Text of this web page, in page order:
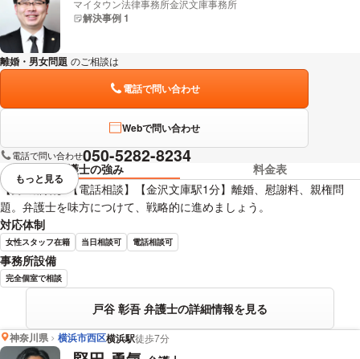
マイタウン法律事務所金沢文庫事務所
解決事例 1
離婚・男女問題 のご相談は
電話で問い合わせ
Webで問い合わせ
電話で問い合わせ050-5282-8234
弁護士の強み
料金表
【男の離婚】【電話相談】【金沢文庫駅1分】離婚、慰謝料、親権問
題。弁護士を味方につけて、戦略的に進めましょう。
対応体制
女性スタッフ在籍 当日相談可 電話相談可
事務所設備
完全個室で相談
戸谷 彰吾 弁護士の詳細情報を見る
視覚的に省略されている要素を
もっと見る
神奈川県 横浜市西区横浜駅徒歩7分